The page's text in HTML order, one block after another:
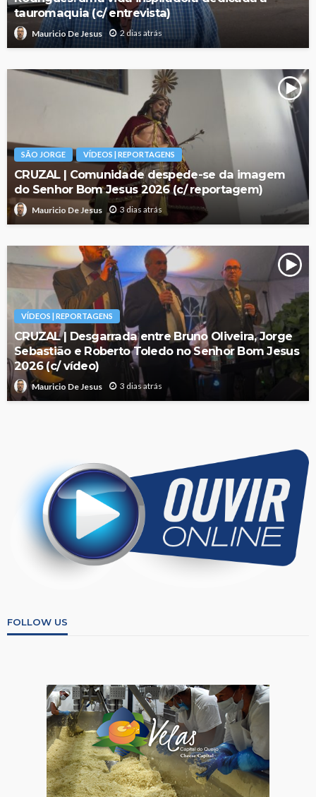
tauromaquia (c/ entrevista)
Mauricio De Jesus 2 dias atrás
SÃO JORGE VÍDEOS | REPORTAGENS
CRUZAL | Comunidade despede-se da imagem
do Senhor Bom Jesus 2026 (c/ reportagem)
Mauricio De Jesus 3 dias atrás
VÍDEOS | REPORTAGENS
CRUZAL | Desgarrada entre Bruno Oliveira, Jorge
Sebastião e Roberto Toledo no Senhor Bom Jesus
2026 (c/ vídeo)
Mauricio De Jesus 3 dias atrás
FOLLOW US